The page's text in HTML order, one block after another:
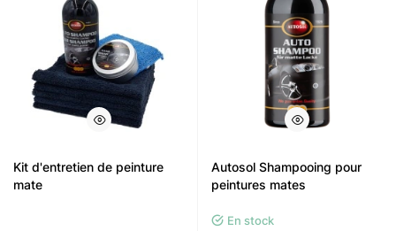
Kit d'entretien de peinture
mate
Autosol Shampooing pour
peintures mates
En stock